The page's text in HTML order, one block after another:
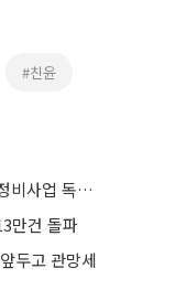
#친윤
"완성된 인프라에 몰린다"⋯청약 시장 '정비사업 독주' 42배 격차
만건 돌파
두고 관망세